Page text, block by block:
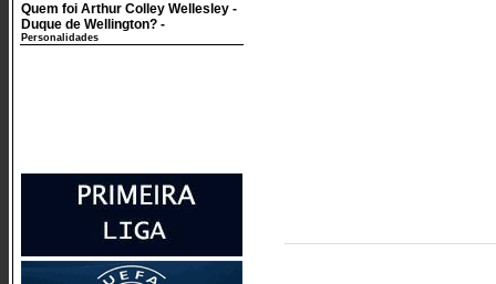
Quem foi Arthur Colley Wellesley -
Duque de Wellington? -
Personalidades